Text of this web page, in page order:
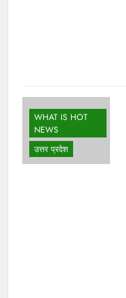
WHAT IS HOT
NEWS
उत्तर प्रदेश